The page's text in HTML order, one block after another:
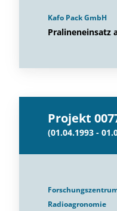
Kafo Pack GmbH
Pralineneinsatz
Projekt
(01.04.1993 -
Radioagronomie